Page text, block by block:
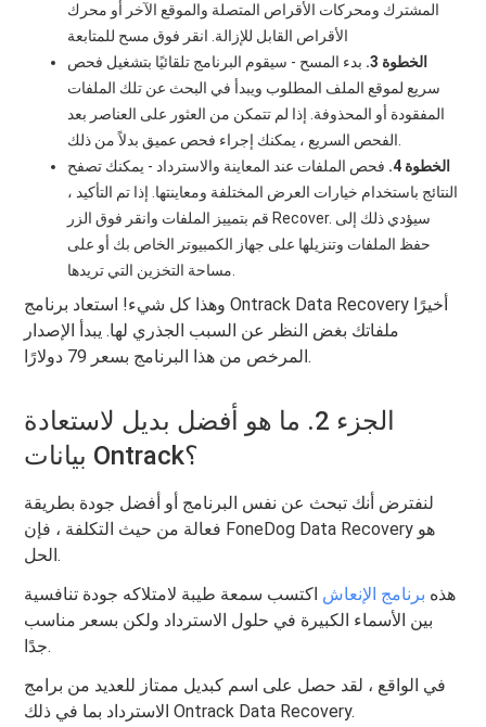
المشترك ومحركات الأقراص المتصلة والموقع الآخر أو محرك
الأقراص القابل للإزالة. انقر فوق مسح للمتابعة
الخطوة 3.
بدء المسح - سيقوم البرنامج تلقائيًا بتشغيل فحص
سريع لموقع الملف المطلوب ويبدأ في البحث عن تلك الملفات
المفقودة أو المحذوفة. إذا لم تتمكن من العثور على العناصر بعد
الخطوة 4.
فحص الملفات عند المعاينة والاسترداد - يمكنك تصفح
النتائج باستخدام خيارات العرض المختلفة ومعاينتها. إذا تم التأكيد ،
قم بتمييز الملفات وانقر فوق الزر Recover. سيؤدي ذلك إلى
حفظ الملفات وتنزيلها على جهاز الكمبيوتر الخاص بك أو على
وهذا كل شيء! استعاد برنامج Ontrack Data Recovery أخيرًا
ملفاتك بغض النظر عن السبب الجذري لها. يبدأ الإصدار
المرخص من هذا البرنامج بسعر 79 دولارًا.
الجزء 2. ما هو أفضل بديل لاستعادة
بيانات Ontrack؟
لنفترض أنك تبحث عن نفس البرنامج أو أفضل جودة بطريقة
فعالة من حيث التكلفة ، فإن FoneDog Data Recovery هو
الحل.
هذه برنامج الإنعاش اكتسب سمعة طيبة لامتلاكه جودة تنافسية
بين الأسماء الكبيرة في حلول الاسترداد ولكن بسعر مناسب
جدًا.
في الواقع ، لقد حصل على اسم كبديل ممتاز للعديد من برامج
الاسترداد بما في ذلك Ontrack Data Recovery.